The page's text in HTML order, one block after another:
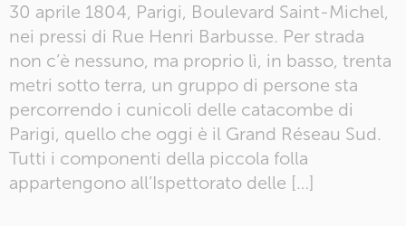
30 aprile 1804, Parigi, Boulevard Saint-Michel,
nei pressi di Rue Henri Barbusse. Per strada
non c’è nessuno, ma proprio lì, in basso, trenta
metri sotto terra, un gruppo di persone sta
percorrendo i cunicoli delle catacombe di
Parigi, quello che oggi è il Grand Réseau Sud.
Tutti i componenti della piccola folla
appartengono all’Ispettorato delle […]